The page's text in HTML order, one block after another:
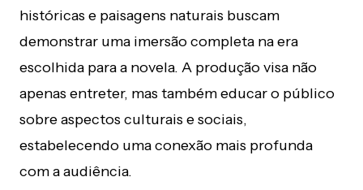
históricas e paisagens naturais buscam
demonstrar uma imersão completa na era
escolhida para a novela. A produção visa não
apenas entreter, mas também educar o público
sobre aspectos culturais e sociais,
estabelecendo uma conexão mais profunda
com a audiência.